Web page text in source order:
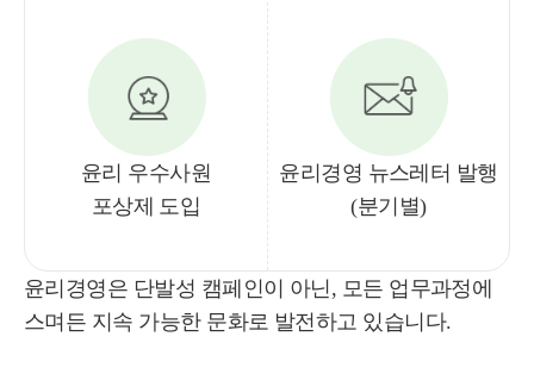
윤리 우수사원
포상제 도입
윤리경영 뉴스레터 발행
(분기별)
윤리경영은 단발성 캠페인이 아닌, 모든 업무과정에
스며든 지속 가능한 문화로 발전하고 있습니다.